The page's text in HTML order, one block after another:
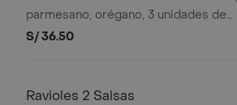
parmesano, orégano, 3 unidades de
pan al ajo.
S/ 36.50
Ravioles 2 Salsas